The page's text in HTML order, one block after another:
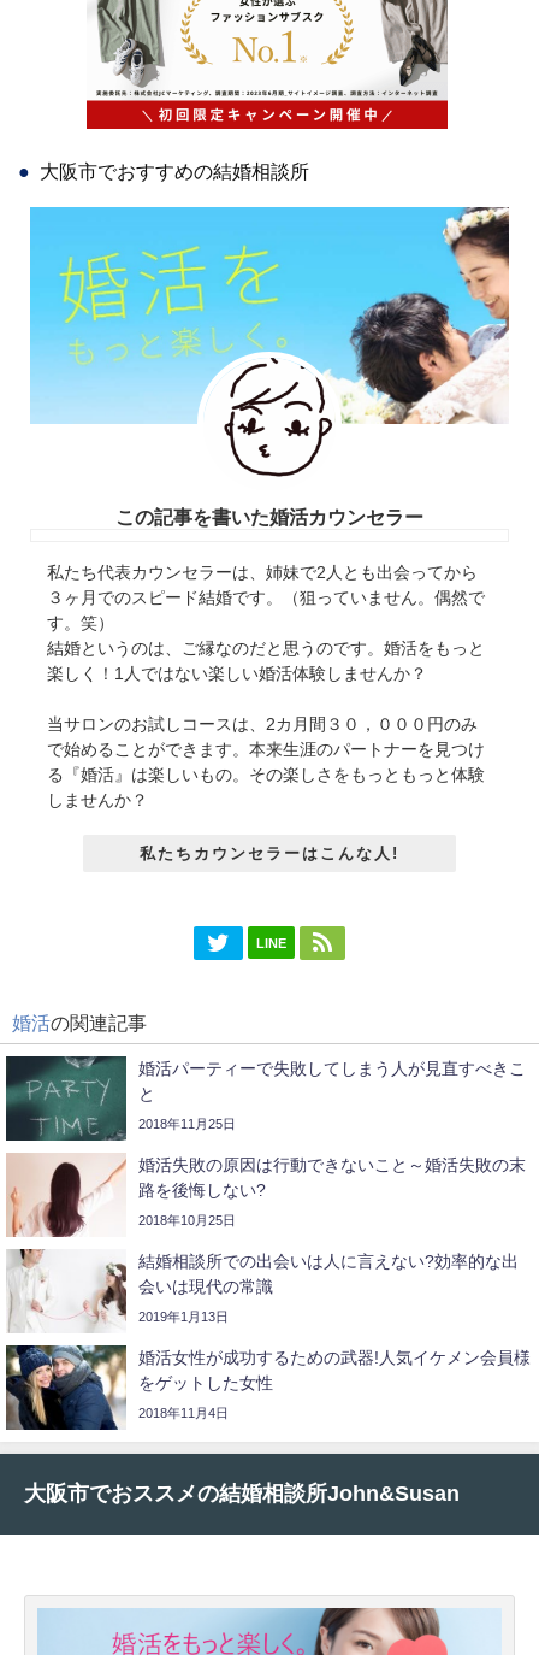
大阪市でおすすめの結婚相談所
この記事を書いた婚活カウンセラー
私たち代表カウンセラーは、姉妹で2人とも出会ってから
３ヶ月でのスピード結婚です。（狙っていません。偶然で
す。笑）
結婚というのは、ご縁なのだと思うのです。婚活をもっと
楽しく！1人ではない楽しい婚活体験しませんか？
当サロンのお試しコースは、2カ月間３０，０００円のみ
で始めることができます。本来生涯のパートナーを見つけ
る『婚活』は楽しいもの。その楽しさをもっともっと体験
しませんか？
私たちカウンセラーはこんな人!
LINE
婚活の関連記事
婚活パーティーで失敗してしまう人が見直すべきこ
と
2018年11月25日
婚活失敗の原因は行動できないこと～婚活失敗の末
路を後悔しない?
2018年10月25日
結婚相談所での出会いは人に言えない?効率的な出
会いは現代の常識
2019年1月13日
婚活女性が成功するための武器!人気イケメン会員様
をゲットした女性
2018年11月4日
大阪市でおススメの結婚相談所John&Susan